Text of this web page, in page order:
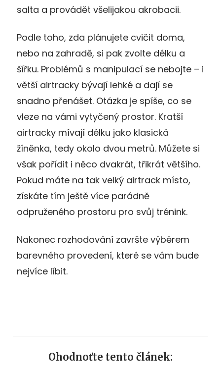
salta a provádět všelijakou akrobacii.
Podle toho, zda plánujete cvičit doma,
nebo na zahradě, si pak zvolte délku a
šířku. Problémů s manipulací se nebojte – i
větší airtracky bývají lehké a dají se
snadno přenášet. Otázka je spíše, co se
vleze na vámi vytyčený prostor. Kratší
airtracky mívají délku jako klasická
žíněnka, tedy okolo dvou metrů. Můžete si
však pořídit i něco dvakrát, třikrát většího.
Pokud máte na tak velký airtrack místo,
získáte tím ještě více parádně
odpruženého prostoru pro svůj trénink.
Nakonec rozhodování završte výběrem
barevného provedení, které se vám bude
nejvíce líbit.
Ohodnoťte tento článek: